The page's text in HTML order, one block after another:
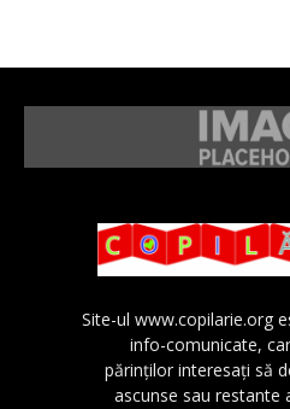
Site-ul www.copilarie.org
info-comunicate,
părinţilor interesaţi să
ascunse sau restante